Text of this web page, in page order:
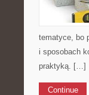
tematyce, bo
i sposobach
praktyką. […]
Continue